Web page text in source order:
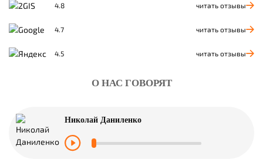
4.8 читать отзывы
4.7 читать отзывы
4.5 читать отзывы
О НАС ГОВОРЯТ
Николай Даниленко